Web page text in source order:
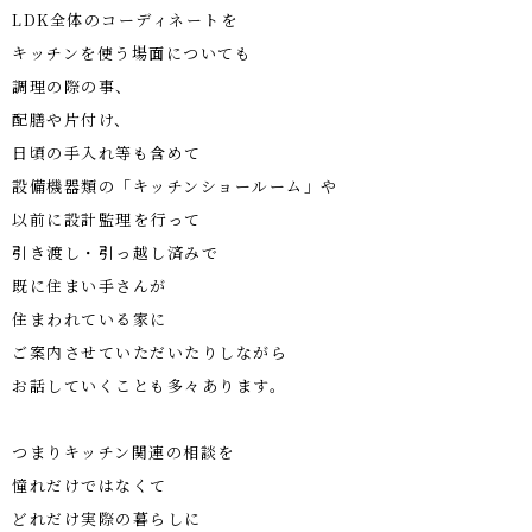
LDK全体のコーディネートを
キッチンを使う場面についても
調理の際の事、
配膳や片付け、
日頃の手入れ等も含めて
設備機器類の「キッチンショールーム」や
以前に設計監理を行って
引き渡し・引っ越し済みで
既に住まい手さんが
住まわれている家に
ご案内させていただいたりしながら
お話していくことも多々あります。
つまりキッチン関連の相談を
憧れだけではなくて
どれだけ実際の暮らしに